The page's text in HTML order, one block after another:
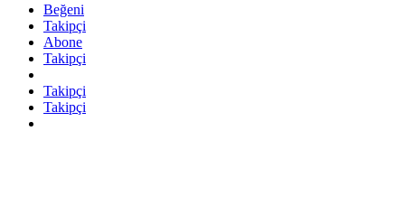
Beğeni
Takipçi
Abone
Takipçi
Takipçi
Takipçi